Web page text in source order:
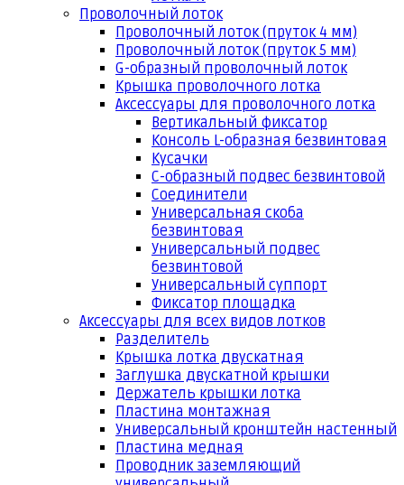
Проволочный лоток
Проволочный лоток (пруток 4 мм)
Проволочный лоток (пруток 5 мм)
G-образный проволочный лоток
Крышка проволочного лотка
Аксессуары для проволочного лотка
Вертикальный фиксатор
Консоль L-образная безвинтовая
Кусачки
С-образный подвес безвинтовой
Соединители
Универсальная скоба
безвинтовая
Универсальный подвес
безвинтовой
Универсальный суппорт
Фиксатор площадка
Аксессуары для всех видов лотков
Разделитель
Крышка лотка двускатная
Заглушка двускатной крышки
Держатель крышки лотка
Пластина монтажная
Универсальный кронштейн настенный
Пластина медная
Проводник заземляющий